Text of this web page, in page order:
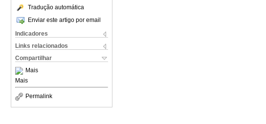
Tradução automática
Enviar este artigo por email
Indicadores
Links relacionados
Compartilhar
Mais
Mais
Permalink